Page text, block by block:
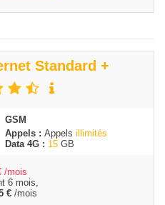
Standard +
GSM
Appels : Appels illimités
Data 4G : 15 GB
/mois
6 mois,
€/mois